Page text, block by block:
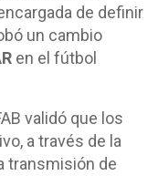
de definir
un cambio
en el fútbol
validó que los
a través de la
transmisión de